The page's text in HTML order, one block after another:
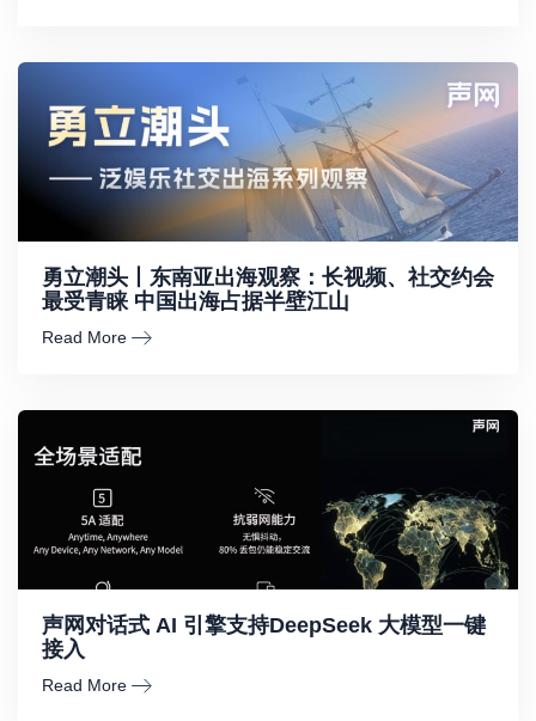
勇立潮头丨东南亚出海观察：长视频、社交约会
最受青睐 中国出海占据半壁江山
Read More
声网对话式 AI 引擎支持DeepSeek 大模型一键
接入
Read More